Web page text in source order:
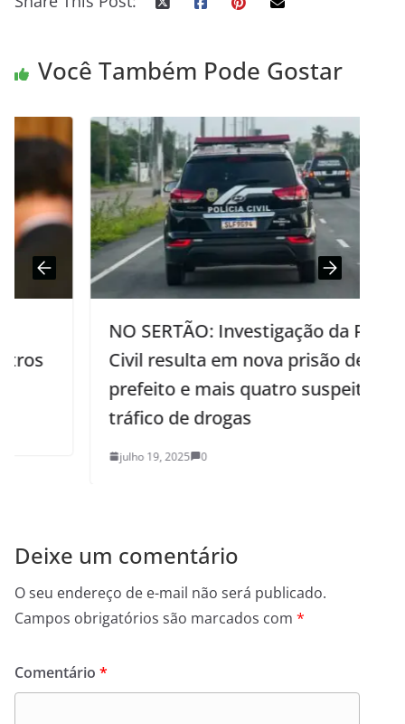
Você Também Pode Gostar
NO SERTÃO: Investigação da Polícia
Civil resulta em nova prisão de ex-
prefeito e mais quatro suspeitos de
tráfico de drogas
julho 19, 2025 0
Deixe um comentário
O seu endereço de e-mail não será publicado.
Campos obrigatórios são marcados com *
Comentário *